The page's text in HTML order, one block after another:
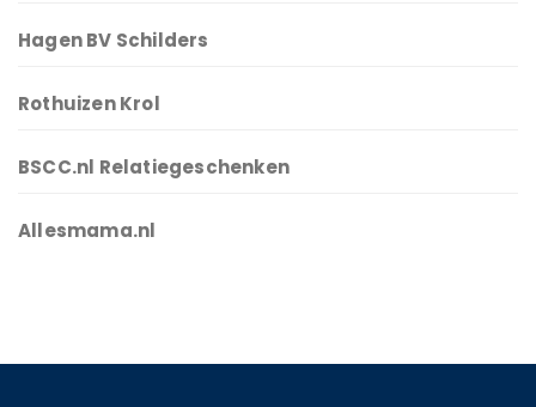
Hagen BV Schilders
Rothuizen Krol
BSCC.nl Relatiegeschenken
Allesmama.nl